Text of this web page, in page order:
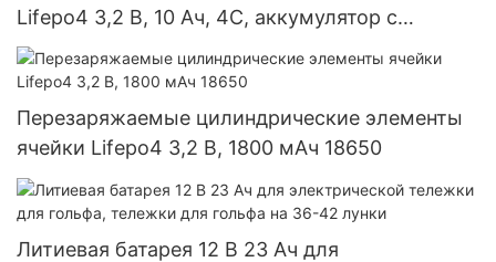
Lifepo4 3,2 В, 10 Ач, 4C, аккумулятор с
быстрой зарядкой, 5C, непрерывный разряд
Перезаряжаемые цилиндрические элементы
ячейки Lifepo4 3,2 В, 1800 мАч 18650
Литиевая батарея 12 В 23 Ач для